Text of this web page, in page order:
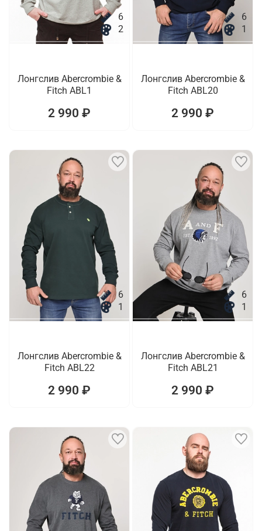
6
2
Лонгслив Abercrombie &
Fitch ABL1
2 990 ₽
6
1
Лонгслив Abercrombie &
Fitch ABL20
2 990 ₽
6
1
Лонгслив Abercrombie &
Fitch ABL22
2 990 ₽
6
1
Лонгслив Abercrombie &
Fitch ABL21
2 990 ₽